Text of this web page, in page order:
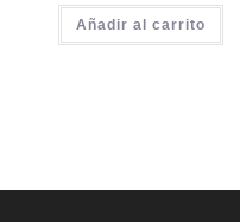
Añadir al carrito